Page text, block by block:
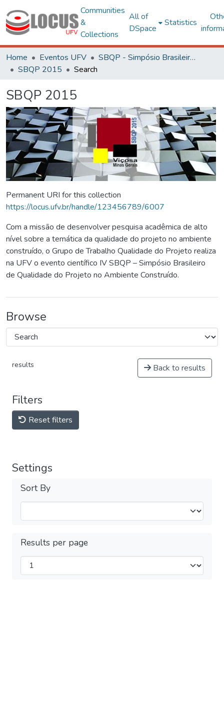
Communities
&
Collections
All of
DSpace
Statistics
Home Eventos UFV
SBQP - Simpósio Brasileiro de Qualidade do Projeto no Ambiente Construído
SBQP 2015
Search
SBQP 2015
Permanent URI for this collection
https://locus.ufv.br/handle/123456789/6007
Com a missão de desenvolver pesquisa acadêmica de alto
nível sobre a temática da qualidade do projeto no ambiente
construído, o Grupo de Trabalho Qualidade do Projeto realiza
na UFV o evento científico IV SBQP – Simpósio Brasileiro
de Qualidade do Projeto no Ambiente Construído.
Browse
results Back to results
Filters
Reset filters
Settings
Sort By
Results per page